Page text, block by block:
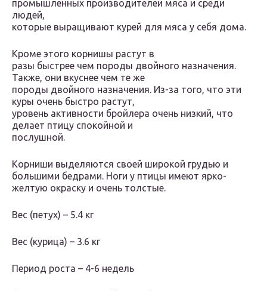
промышленных производителей мяса и среди
людей,
которые выращивают курей для мяса у себя дома.
Кроме этого корнишы растут в
разы быстрее чем породы двойного назначения.
Также, они вкуснее чем те же
породы двойного назначения. Из-за того, что эти
куры очень быстро растут,
уровень активности бройлера очень низкий, что
делает птицу спокойной и
послушной.
Корниши выделяются своей широкой грудью и
большими бедрами. Ноги у птицы имеют ярко-
желтую окраску и очень толстые.
Вес (петух) – 5.4 кг
Вес (курица) – 3.6 кг
Период роста – 4-6 недель